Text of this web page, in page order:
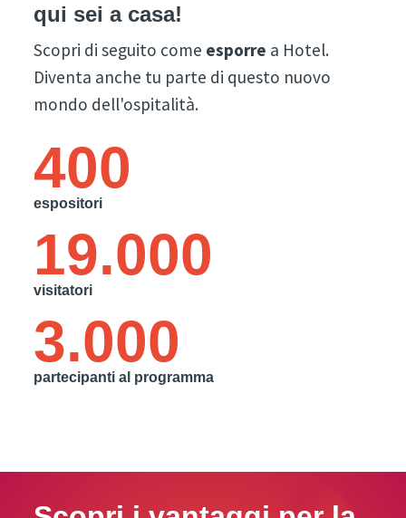
qui sei a casa!
Scopri di seguito come esporre a Hotel.
Diventa anche tu parte di questo nuovo
mondo dell'ospitalità.
400
espositori
19.000
visitatori
3.000
partecipanti al programma